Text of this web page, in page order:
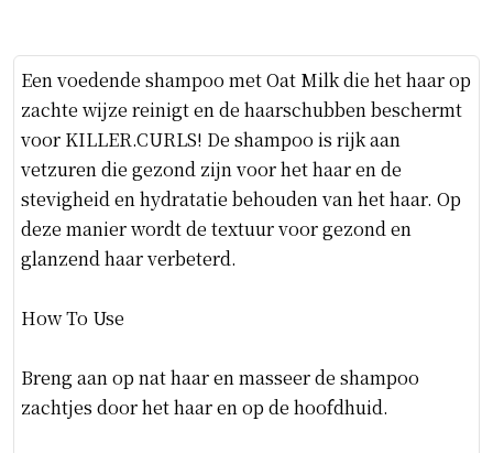
Een voedende shampoo met Oat Milk die het haar op
zachte wijze reinigt en de haarschubben beschermt
voor KILLER.CURLS! De shampoo is rijk aan
vetzuren die gezond zijn voor het haar en de
stevigheid en hydratatie behouden van het haar. Op
deze manier wordt de textuur voor gezond en
glanzend haar verbeterd.
How To Use
Breng aan op nat haar en masseer de shampoo
zachtjes door het haar en op de hoofdhuid.